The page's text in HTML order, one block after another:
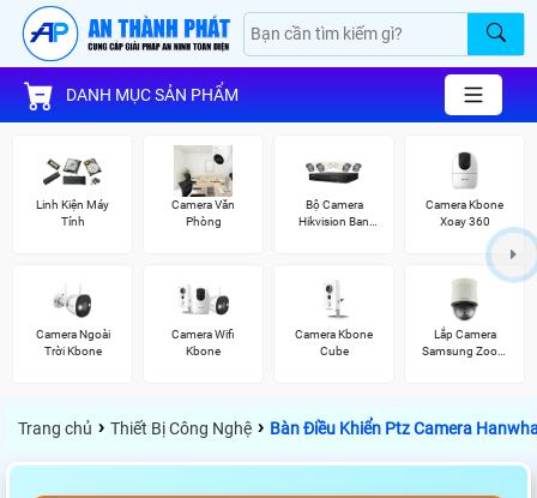
DANH MỤC SẢN PHẨM
Linh Kiện Máy
Tính
Camera Văn
Phòng
Bộ Camera
Hikvision Ban
Camera Kbone
Xoay 360
Camera Ngoài
Trời Kbone
Camera Wifi
Kbone
Camera Kbone
Cube
Lắp Camera
Samsung Zoom
Trang chủ › Thiết Bị Công Nghệ › Bàn Điều Khiển Ptz Camera